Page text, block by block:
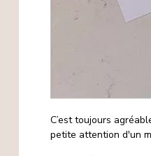
C’est toujours
petite attention d'un